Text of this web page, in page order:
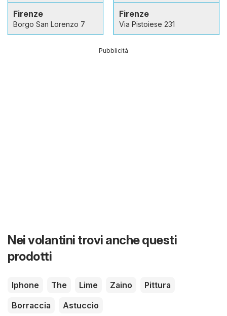
Firenze
Borgo San Lorenzo 7
Firenze
Via Pistoiese 231
Pubblicità
Nei volantini trovi anche questi
prodotti
Iphone The Lime Zaino
Pittura
Borraccia
Astuccio